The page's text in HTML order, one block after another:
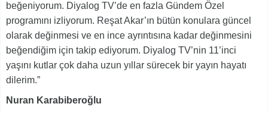
beğeniyorum. Diyalog TV’de en fazla Gündem Özel
programını izliyorum. Reşat Akar’ın bütün konulara güncel
olarak değinmesi ve en ince ayrıntısına kadar değinmesini
beğendiğim için takip ediyorum. Diyalog TV’nin 11’inci
yaşını kutlar çok daha uzun yıllar sürecek bir yayın hayatı
dilerim.”
Nuran Karabiberoğlu